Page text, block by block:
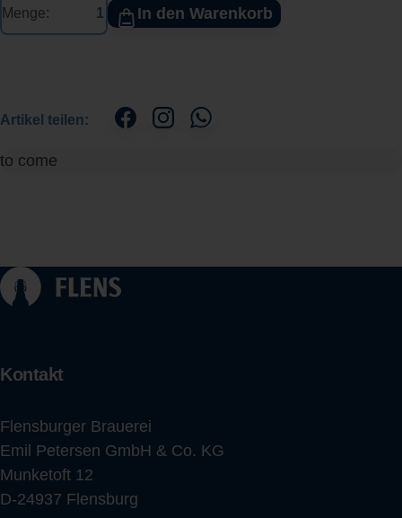
Menge: In den Warenkorb
Artikel teilen:
to come
Kontakt
Flensburger Brauerei
Emil Petersen GmbH & Co. KG
Munketoft 12
D-24937 Flensburg